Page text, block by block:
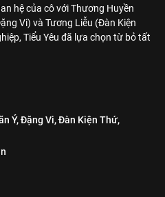
hệ của cô với Thương Huyền
Vi) và Tương Liễu (Đàn Kiện
Tiểu Yêu đã lựa chọn từ bỏ tất
Ý,Đặng Vi,Đàn Kiện Thứ,